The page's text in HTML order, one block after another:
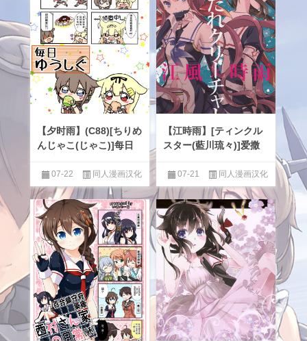
【夕时雨】(C88)[ちりめ
んじゃこ(じゃこ)]每日
07-22
同人漫画汉化
区 ,百合
【江時雨】[ティンクル
スター(藍川琉々)]爱撒
07-21
同人漫画汉化
区, 百合